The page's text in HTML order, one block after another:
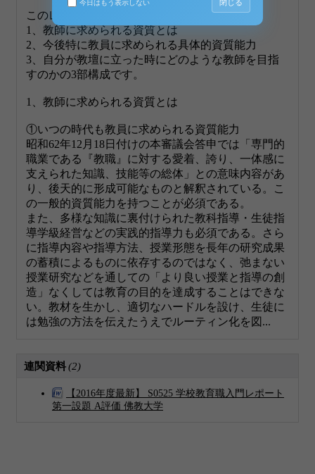
このレポートは
1、教師に求められる資質とは
2、今後特に教員に求められる具体的資質能力
3、自分が教壇に立った時にどのような教師を目指
すのかの3部構成です。
1、教師に求められる資質とは
①いつの時代も教員に求められる資質能力
昭和62年12月18日付けの本審議会答申では「専門的
職業である『教職』に対する愛着、誇り、一体感に
支えられた知識、技能等の総体」との意味内容があ
り、後天的に形成可能なものと解釈されている。こ
の一般的資質能力を持つことが必須である。
また、多様な知識に裏付けられた教科指導・生徒指
導学級経営などの実践的指導力も必須である。さら
に指導内容や指導方法、授業形態を長年の研究成果
の蓄積によるものに依存するのではなく、弛まない
授業研究などを通しての「より良い授業と指導の創
造」なくしては教育の目的を達成することはできな
い。教材を生かし、適切なハードルを設け、生徒に
は勉強の方法を伝えたうえでルーティン化を図...
連関資料(2)
【2016年度最新】 S0525 学校教育職入門レポート
第一設題 A評価 佛教大学
今日はもう表示しない 閉じる